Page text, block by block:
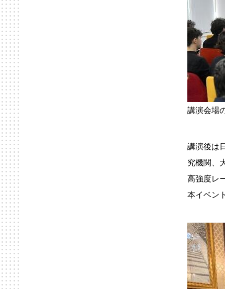
講演会場
講演後は
究機関、
高強度レ
本イベン